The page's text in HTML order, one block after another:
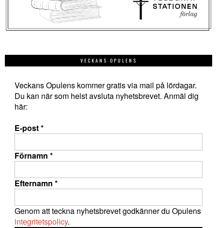
VECKANS OPULENS
Veckans Opulens kommer gratis via mail på lördagar.
Du kan när som helst avsluta nyhetsbrevet. Anmäl dig
här:
E-post*
Förnamn *
Efternamn *
Genom att teckna nyhetsbrevet godkänner du Opulens
integritetspolicy.